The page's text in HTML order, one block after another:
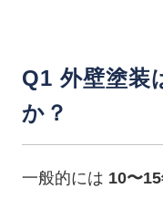
Q1 外壁塗装
か？
一般的には 10〜